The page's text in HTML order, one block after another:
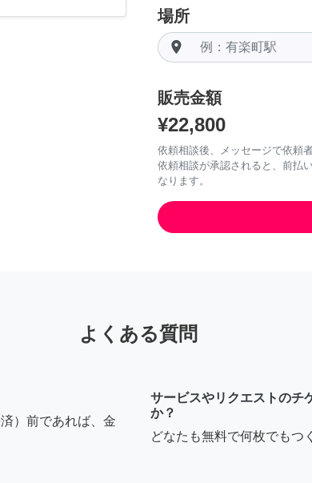
場所
room
販売金額
¥22,800
依頼相談後、メッセージで依頼
依頼相談が承認されると、前払
なります。
よくある質問
）前であれば、金
サービスやリクエストのチ
か？
どなたも無料で何枚でもつ